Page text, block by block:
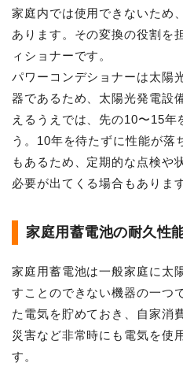
家庭内では使用できないため
あります。その変換の役割を
ィショナーです。
パワーコンデショナーは太陽
器であるため、太陽光発電設
えるうえでは、先の10〜15年
う。10年を待たずに性能が落
もあるため、定期的な点検や
必要が出てくる場合もあります
家庭用蓄電池の耐久性
家庭用蓄電池は一般家庭に太
すことのできない機器の一つ
た電気を貯めておき、自家消
災害など非常時にも電気を使
す。